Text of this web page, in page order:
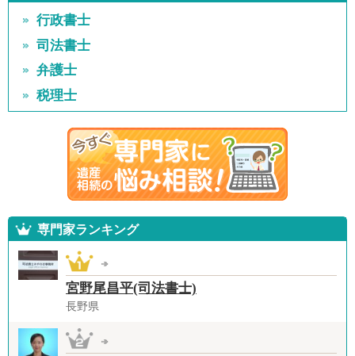
行政書士
司法書士
弁護士
税理士
専門家ランキング
宮野尾昌平(司法書士)
長野県